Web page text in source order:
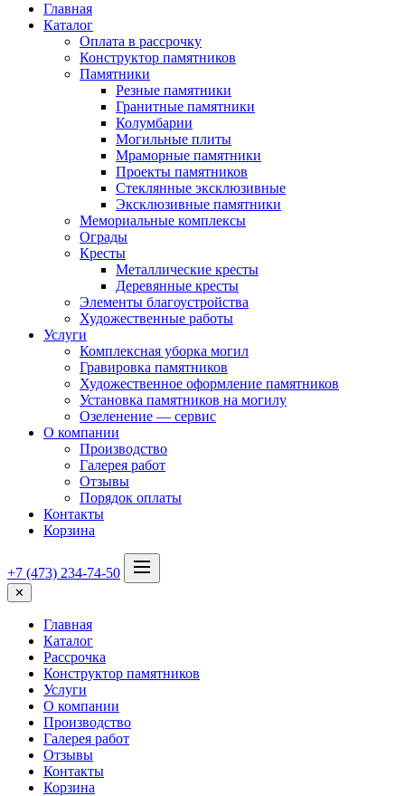
Главная
Каталог
Оплата в рассрочку
Конструктор памятников
Памятники
Резные памятники
Гранитные памятники
Колумбарии
Могильные плиты
Мраморные памятники
Проекты памятников
Стеклянные эксклюзивные
Эксклюзивные памятники
Мемориальные комплексы
Ограды
Кресты
Металлические кресты
Деревянные кресты
Элементы благоустройства
Художественные работы
Услуги
Комплексная уборка могил
Гравировка памятников
Художественное оформление памятников
Установка памятников на могилу
Озеленение — сервис
О компании
Производство
Галерея работ
Отзывы
Порядок оплаты
Контакты
Корзина
+7 (473) 234-74-50
✕
Главная
Каталог
Рассрочка
Конструктор памятников
Услуги
О компании
Производство
Галерея работ
Отзывы
Контакты
Корзина